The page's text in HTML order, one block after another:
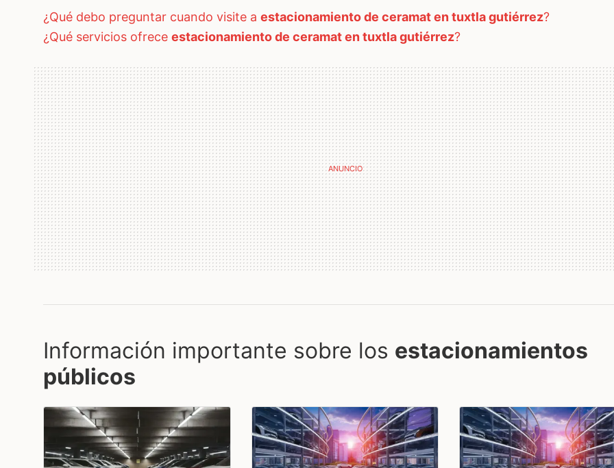
¿qué debo preguntar cuando visite a estacionamiento de ceramat en tuxtla gutiérrez?
¿qué servicios ofrece estacionamiento de ceramat en tuxtla gutiérrez?
Información importante sobre los estacionamientos
públicos